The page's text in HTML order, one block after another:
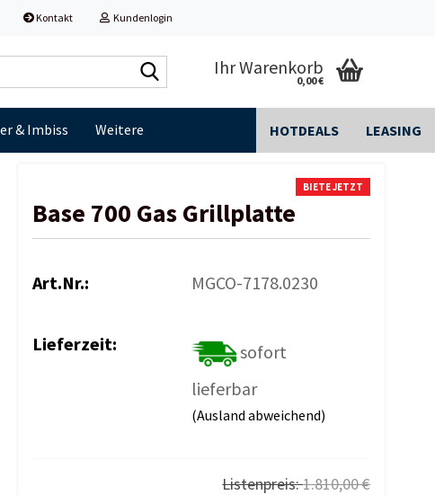
Kontakt Kundenlogin
durchsuchen...
Ihr Warenkorb
0,00 €
& Imbiss HOTDEALS LEASING
Weitere
BIETE JETZT
Base 700 Gas Grillplatte
Art.Nr.: MGCO-7178.0230
Lieferzeit:
sofort
lieferbar
(Ausland abweichend)
Listenpreis:1.810,00 €